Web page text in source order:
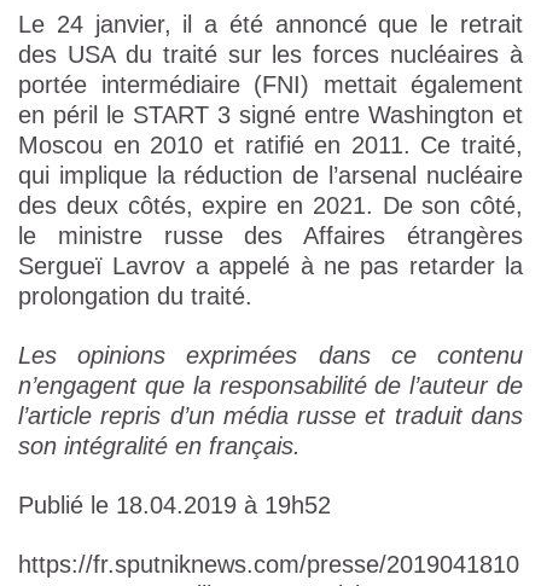
Le 24 janvier, il a été annoncé que le retrait
des USA du traité sur les forces nucléaires à
portée intermédiaire (FNI) mettait également
en péril le START 3 signé entre Washington et
Moscou en 2010 et ratifié en 2011. Ce traité,
qui implique la réduction de l’arsenal nucléaire
des deux côtés, expire en 2021. De son côté,
le ministre russe des Affaires étrangères
Sergueï Lavrov a appelé à ne pas retarder la
prolongation du traité.
Les opinions exprimées dans ce contenu
n’engagent que la responsabilité de l’auteur de
l’article repris d’un média russe et traduit dans
son intégralité en français.
Publié le 18.04.2019 à 19h52
https://fr.sputniknews.com/presse/2019041810